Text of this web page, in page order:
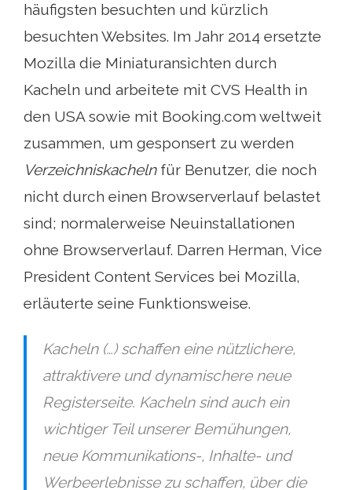
häufigsten besuchten und kürzlich
besuchten Websites. Im Jahr 2014 ersetzte
Mozilla die Miniaturansichten durch
Kacheln und arbeitete mit CVS Health in
den USA sowie mit Booking.com weltweit
zusammen, um gesponsert zu werden
Verzeichniskachelnfür Benutzer, die noch
nicht durch einen Browserverlauf belastet
sind; normalerweise Neuinstallationen
ohne Browserverlauf. Darren Herman, Vice
President Content Services bei Mozilla,
erläuterte seine Funktionsweise.
Kacheln (…) schaffen eine nützlichere,
attraktivere und dynamischere neue
Registerseite. Kacheln sind auch ein
wichtiger Teil unserer Bemühungen,
neue Kommunikations-, Inhalte- und
Werbeerlebnisse zu schaffen, über die